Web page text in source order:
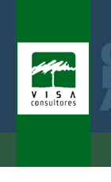
content